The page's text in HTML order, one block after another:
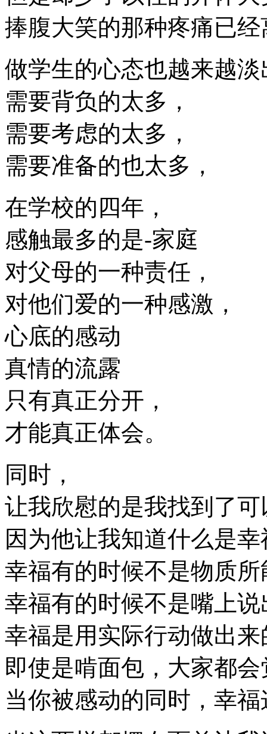
捧腹大笑的那种疼痛已
做学生的心态也越来越
需要背负的太多，
需要考虑的太多，
需要准备的也太多，
在学校的四年，
感触最多的是-家庭
对父母的一种责任，
对他们爱的一种感激，
心底的感动
真情的流露
只有真正分开，
才能真正体会。
同时，
让我欣慰的是我找到了
因为他让我知道什么是幸
幸福有的时候不是物质
幸福有的时候不是嘴上
幸福是用实际行动做出来
即使是啃面包，大家都
当你被感动的同时，幸